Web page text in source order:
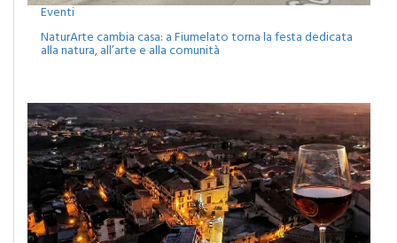
Eventi
NaturArte cambia casa: a Fiumelato torna la festa dedicata
alla natura, all’arte e alla comunità